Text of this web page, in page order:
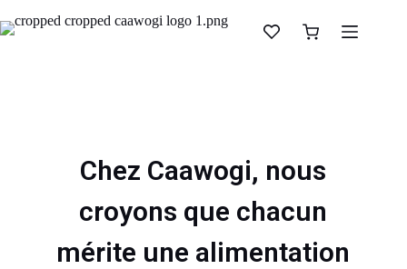
Chez Caawogi, nous
croyons que chacun
mérite une alimentation